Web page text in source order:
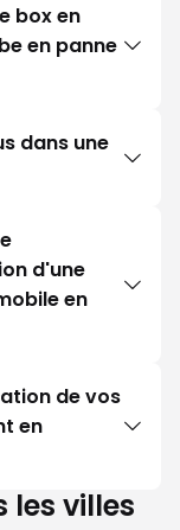
box en
en panne
dans une
d'une
en
de vos
en
les villes